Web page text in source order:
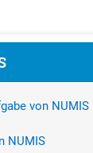
von NUMIS
NUMIS